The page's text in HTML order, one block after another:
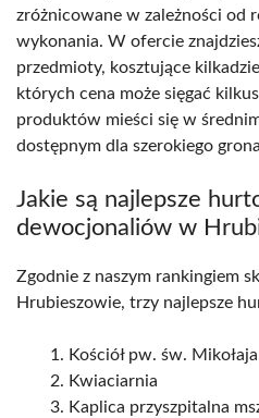
zróżnicowane w zależności od
wykonania. W ofercie
przedmioty, kosztujące
których cena może sięgać
produktów mieści się w
dostępnym dla szerokiego
Jakie są najlepsze
dewocjonaliów w
Zgodnie z naszym rankingiem
Hrubieszowie, trzy najlepsze
Kościół pw. św. Mikołaja
Kwiaciarnia
Kaplica przyszpitalna